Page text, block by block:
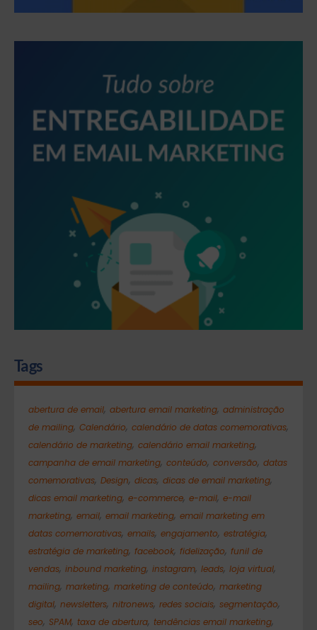
Tags
abertura de email, abertura email marketing, administração
de mailing, Calendário, calendário de datas comemorativas,
calendário de marketing, calendário email marketing,
campanha de email marketing, conteúdo, conversão, datas
comemorativas, Design, dicas, dicas de email marketing,
dicas email marketing, e-commerce, e-mail, e-mail
marketing, email, email marketing, email marketing em
datas comemorativas, emails, engajamento, estratégia,
estratégia de marketing, facebook, fidelização, funil de
vendas, inbound marketing, instagram, leads, loja virtual,
mailing, marketing, marketing de conteúdo, marketing
digital, newsletters, nitronews, redes sociais, segmentação,
seo, SPAM, taxa de abertura, tendências email marketing,